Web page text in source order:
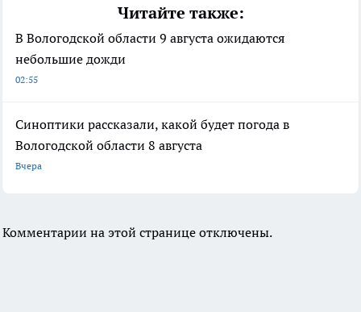
Читайте также:
В Вологодской области 9 августа ожидаются
небольшие дожди
02:55
Синоптики рассказали, какой будет погода в
Вологодской области 8 августа
Вчера
Комментарии на этой странице отключены.